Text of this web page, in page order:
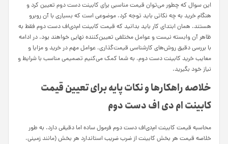
این سوال که چطور می‌توان قیمت مناسبی برای کابینت دست دوم تعیین کرد و
هنگام خرید به چه نکاتی باید توجه کرد، موضوعی است که بسیاری با آن روبرو
هستند. همان ابتدای کار باید بدانید که قیمت کابینت ام‌دی‌اف دست دوم فقط به
ظاهر آن وابسته نیست و عوامل مختلفی تعیین‌کننده نهایی خواهند بود. در ادامه
با بررسی دقیق روش‌های کارشناسی قیمت‌گذاری، عوامل مهم در خرید و مزایا و
معایب خرید کابینت دست دوم، به شما کمک می‌کنیم تصمیمی مناسب با شرایط و
نیاز خود بگیرید.
خلاصه راهکارها و نکات پایه برای تعیین قیمت
کابینت ام دی اف دست دوم
محاسبه قیمت کابینت ام‌دی‌اف دست دوم فرمول ساده اما دقیقی دارد. به طور
خلاصه قیمت هر بخش کابینت از ضرب ضریب استاندارد هر بخش (مانند زمینی،